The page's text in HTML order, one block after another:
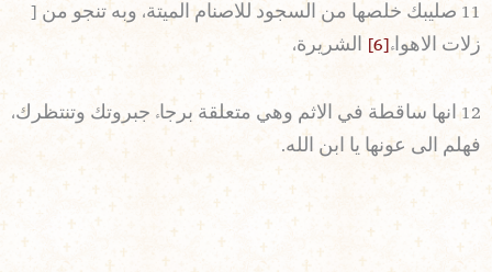
11 صليبك خلصها من السجود للاصنام الميتة، وبه تنجو من [
زلات الاهواء[6] الشريرة،
12 انها ساقطة في الاثم وهي متعلقة برجاء جبروتك وتنتظرك،
فهلم الى عونها يا ابن الله.